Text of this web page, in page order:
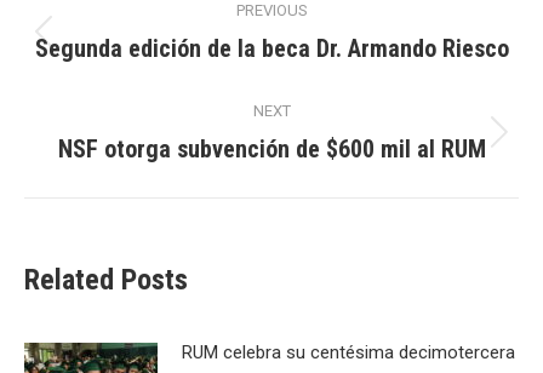
navigation
PREVIOUS
Previous
Segunda edición de la beca Dr. Armando Riesco
NEXT
Next
NSF otorga subvención de $600 mil al RUM
Related Posts
RUM celebra su centésima decimotercera